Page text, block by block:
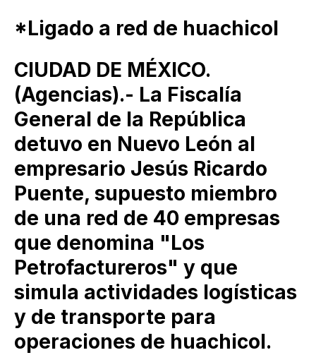
*Ligado a red de huachicol
CIUDAD DE MÉXICO.
(Agencias).- La Fiscalía
General de la República
detuvo en Nuevo León al
empresario Jesús Ricardo
Puente, supuesto miembro
de una red de 40 empresas
que denomina "Los
Petrofactureros" y que
simula actividades logísticas
y de transporte para
operaciones de huachicol.